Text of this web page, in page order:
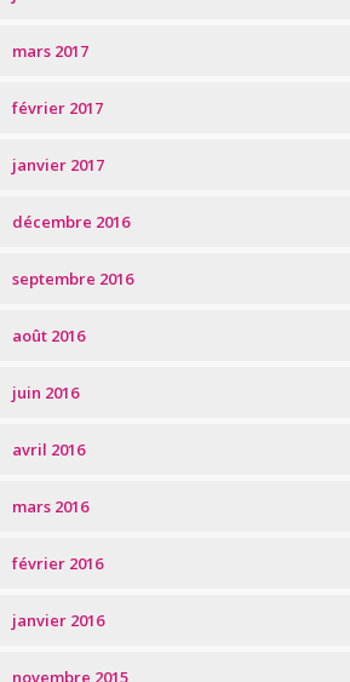
mars 2017
février 2017
janvier 2017
décembre 2016
septembre 2016
août 2016
juin 2016
avril 2016
mars 2016
février 2016
janvier 2016
novembre 2015